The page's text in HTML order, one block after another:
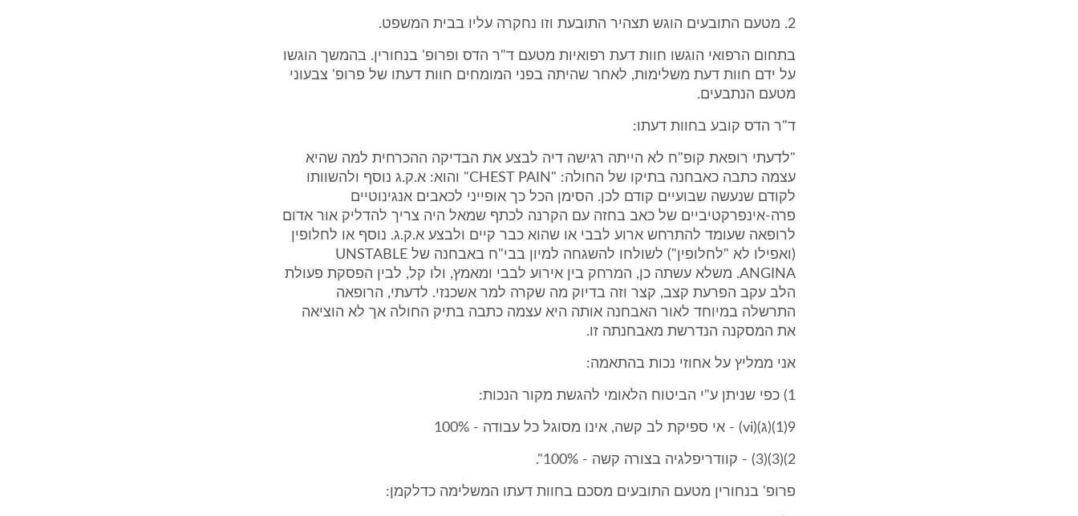
2. מטעם התובעים הוגש תצהיר התובעת וזו נחקרה עליו בבית המשפט.
בתחום הרפואי הוגשו חוות דעת רפואיות מטעם ד"ר הדס ופרופ' בנחורין. בהמשך הוגשו
על ידם חוות דעת משלימות, לאחר שהיתה בפני המומחים חוות דעתו של פרופ' צבעוני
מטעם הנתבעים.
ד"ר הדס קובע בחוות דעתו:
"לדעתי רופאת קופ"ח לא הייתה רגישה דיה לבצע את הבדיקה ההכרחית למה שהיא
עצמה כתבה כאבחנה בתיקו של החולה: "CHEST PAIN" והוא: א.ק.ג נוסף ולהשוותו
לקודם שנעשה שבועיים קודם לכן. הסימן הכל כך אופייני לכאבים אנגינוטיים
פרה-אינפרקטיביים של כאב בחזה עם הקרנה לכתף שמאל היה צריך להדליק אור אדום
לרופאה שעומד להתרחש ארוע לבבי או שהוא כבר קיים ולבצע א.ק.ג. נוסף או לחלופין
(ואפילו לא "לחלופין") לשולחו להשגחה למיון בבי"ח באבחנה של UNSTABLE
ANGINA. משלא עשתה כן, המרחק בין אירוע לבבי ומאמץ, ולו קל, לבין הפסקת פעולת
הלב עקב הפרעת קצב, קצר וזה בדיוק מה שקרה למר אשכנזי. לדעתי, הרופאה
התרשלה במיוחד לאור האבחנה אותה היא עצמה כתבה בתיק החולה אך לא הוציאה
את המסקנה הנדרשת מאבחנתה זו.
אני ממליץ על אחוזי נכות בהתאמה:
1) כפי שניתן ע"י הביטוח הלאומי להגשת מקור הנכות:
9(1)(ג)(vi) - אי ספיקת לב קשה, אינו מסוגל כל עבודה - 100%
2)(3)(3) - קוודריפלגיה בצורה קשה - 100%".
פרופ' בנחורין מטעם התובעים מסכם בחוות דעתו המשלימה כדלקמן: